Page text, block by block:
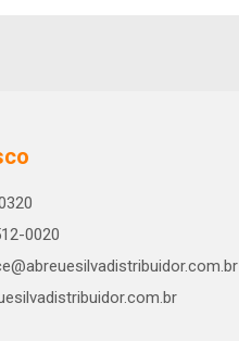
0020